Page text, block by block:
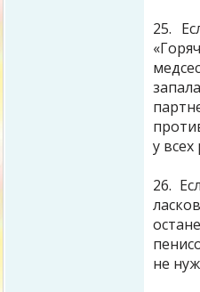
25.
у всех
26.
не